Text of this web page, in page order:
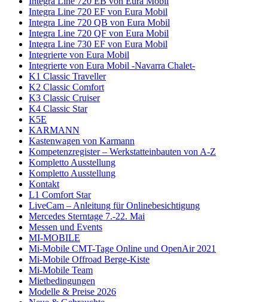
Integra Line 720 EF von Eura Mobil
Integra Line 720 QB von Eura Mobil
Integra Line 720 QF von Eura Mobil
Integra Line 730 EF von Eura Mobil
Integrierte von Eura Mobil
Integrierte von Eura Mobil -Navarra Chalet-
K1 Classic Traveller
K2 Classic Comfort
K3 Classic Cruiser
K4 Classic Star
K5E
KARMANN
Kastenwagen von Karmann
Kompetenzregister – Werkstatteinbauten von A-Z
Kompletto Ausstellung
Kompletto Ausstellung
Kontakt
L1 Comfort Star
LiveCam – Anleitung für Onlinebesichtigung
Mercedes Sterntage 7.-22. Mai
Messen und Events
MI-MOBILE
Mi-Mobile CMT-Tage Online und OpenAir 2021
Mi-Mobile Offroad Berge-Kiste
Mi-Mobile Team
Mietbedingungen
Modelle & Preise 2026